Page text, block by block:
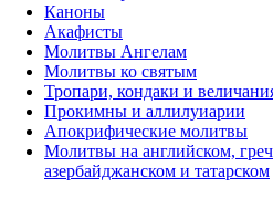
Каноны
Акафисты
Молитвы Ангелам
Молитвы ко святым
Тропари, кондаки и
Прокимны и аллилуиарии
Апокрифические молитвы
Молитвы на английском,
азербайджанском и татарском